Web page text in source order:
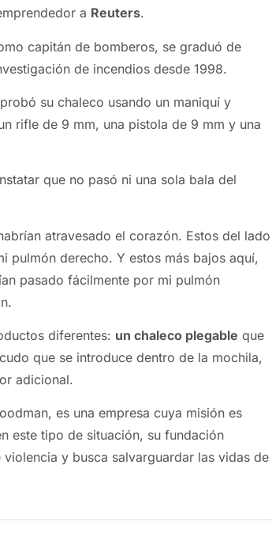
a Reuters.
capitán de bomberos, se graduó de
de incendios desde 1998.
su chaleco usando un maniquí y
rifle de 9 mm, una pistola de 9 mm y una
que no pasó ni una sola bala del
atravesado el corazón. Estos del lado
pulmón derecho. Y estos más bajos aquí,
pasado fácilmente por mi pulmón
diferentes: un chaleco plegable que
que se introduce dentro de la mochila,
adicional.
es una empresa cuya misión es
este tipo de situación, su fundación
y busca salvarguardar las vidas de